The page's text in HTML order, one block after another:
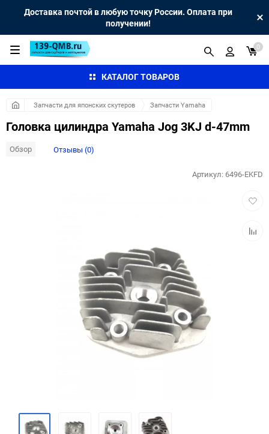
Доставка почтой в любую точку России. Оплата при
получении!
КАТАЛОГ ТОВАРОВ
0
Запчасти для японских скутеров Запчасти Yamaha
Головка цилиндра Yamaha Jog 3KJ d-47mm
Обзор Отзывы (0)
Артикул: 6496-EKFD